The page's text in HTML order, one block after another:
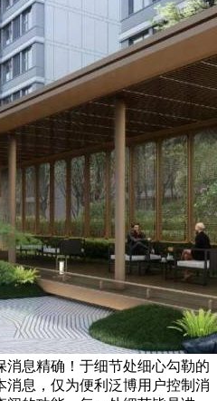
消息精确！于细节处细心勾勒的
消息，仅为便利泛博用户控制消